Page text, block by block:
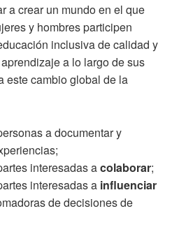
a crear un mundo en el que
y hombres participen
inclusiva de calidad y
a lo largo de sus
este cambio global de la
a documentar y
interesadas acolaborar;
interesadas a influenciar
de decisiones de